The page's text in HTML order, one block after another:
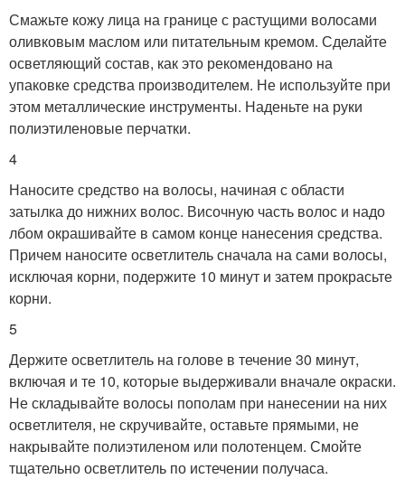
Смажьте кожу лица на границе с растущими волосами
оливковым маслом или питательным кремом. Сделайте
осветляющий состав, как это рекомендовано на
упаковке средства производителем. Не используйте при
этом металлические инструменты. Наденьте на руки
полиэтиленовые перчатки.
4
Наносите средство на волосы, начиная с области
затылка до нижних волос. Височную часть волос и надо
лбом окрашивайте в самом конце нанесения средства.
Причем наносите осветлитель сначала на сами волосы,
исключая корни, подержите 10 минут и затем прокрасьте
корни.
5
Держите осветлитель на голове в течение 30 минут,
включая и те 10, которые выдерживали вначале окраски.
Не складывайте волосы пополам при нанесении на них
осветлителя, не скручивайте, оставьте прямыми, не
накрывайте полиэтиленом или полотенцем. Смойте
тщательно осветлитель по истечении получаса.